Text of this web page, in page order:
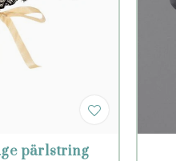
pärlstring